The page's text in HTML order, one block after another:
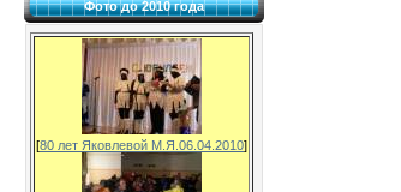
Фото до 2010 года
[80 лет Яковлевой М.Я.06.04.2010]